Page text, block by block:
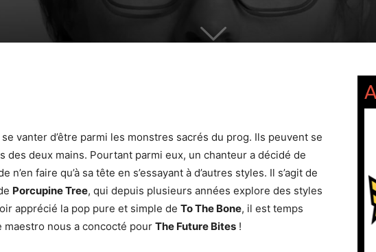
vanter d’être parmi les monstres sacrés du prog. Ils peuvent se
deux mains. Pourtant parmi eux, un chanteur a décidé de
faire qu’à sa tête en s’essayant à d’autres styles. Il s’agit de
Porcupine Tree, qui depuis plusieurs années explore des styles
apprécié la pop pure et simple de To The Bone, il est temps
nous a concocté pour The Future Bites !